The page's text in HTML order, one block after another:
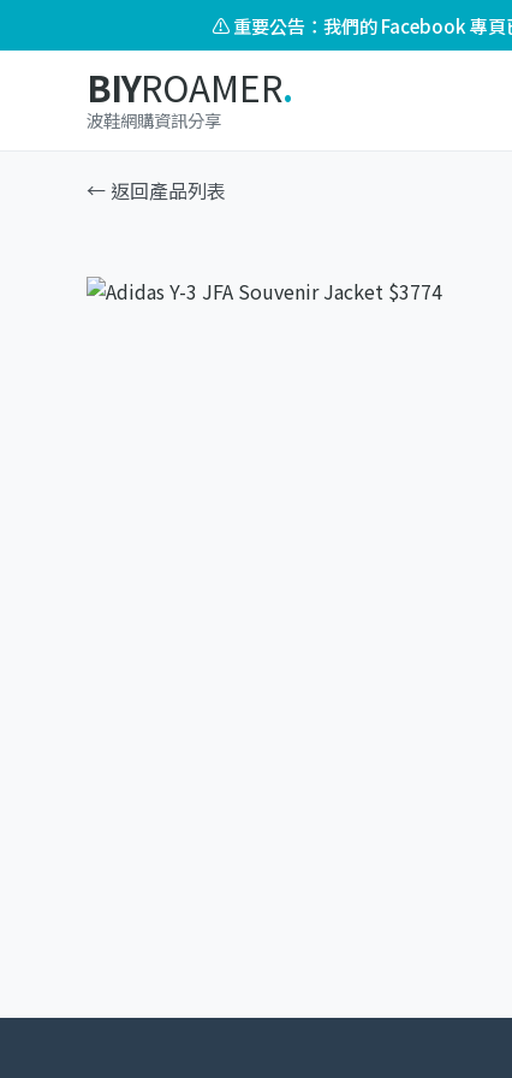
⚠️ 重要公告：我們的 Facebook 專頁
BIYROAMER.
波鞋網購資訊分享
← 返回產品列表